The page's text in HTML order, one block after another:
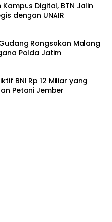
Kampus Digital, BTN Jalin
dengan UNAIR
Rongsokan Malang
Polda Jatim
BNI Rp 12 Miliar yang
Petani Jember